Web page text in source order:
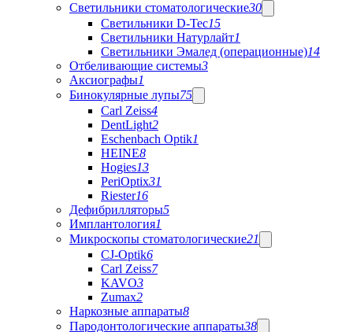
Светильники стоматологические30
Светильники D-Tec15
Светильники Натурлайт1
Светильники Эмалед (операционные)14
Отбеливающие системы3
Аксиографы1
Бинокулярные лупы75
Carl Zeiss4
DentLight2
Eschenbach Optik1
HEINE8
Hogies13
PeriOptix31
Riester16
Дефибрилляторы5
Имплантология1
Микроскопы стоматологические21
CJ-Optik6
Carl Zeiss7
KAVO3
Zumax2
Наркозные аппараты8
Пародонтологические аппараты38